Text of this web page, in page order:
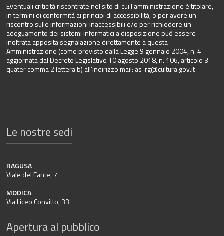
Eventuali criticità riscontrate nel sito di cui l’amministrazione è titolare,
in termini di conformità ai principi di accessibilità, o per avere un
riscontro sulle informazioni inaccessibili e/o per richiedere un
adeguamento dei sistemi informatici a disposizione può essere
inoltrata apposita segnalazione direttamente a questa
Amministrazione (come previsto dalla Legge 9 gennaio 2004, n. 4
aggiornata dal Decreto Legislativo 10 agosto 2018, n. 106, articolo 3-
quater comma 2 lettera b) all’indirizzo mail: as-rg@cultura.gov.it
Le nostre sedi
RAGUSA
Viale del Fante, 7
MODICA
Via Liceo Convitto, 33
Apertura al pubblico